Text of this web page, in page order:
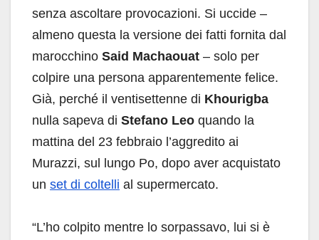
senza ascoltare provocazioni. Si uccide –
almeno questa la versione dei fatti fornita dal
marocchino Said Machaouat – solo per
colpire una persona apparentemente felice.
Già, perché il ventisettenne di Khourigba
nulla sapeva di Stefano Leo quando la
mattina del 23 febbraio l’aggredito ai
Murazzi, sul lungo Po, dopo aver acquistato
un set di coltelli al supermercato.
“L’ho colpito mentre lo sorpassavo, lui si è